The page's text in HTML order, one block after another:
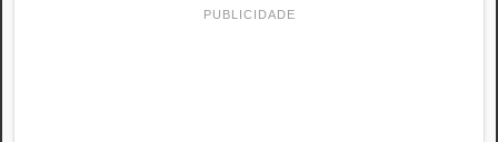
PUBLICIDADE